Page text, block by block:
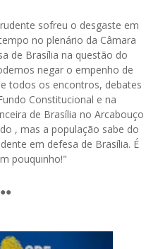
sofreu o desgaste em
no plenário da Câmara
de Brasília na questão do
negar o empenho de
todos os encontros, debates
Constitucional e na
de Brasília no Arcabouço
, mas a população sabe do
em defesa de Brasília. É
pouquinho!"